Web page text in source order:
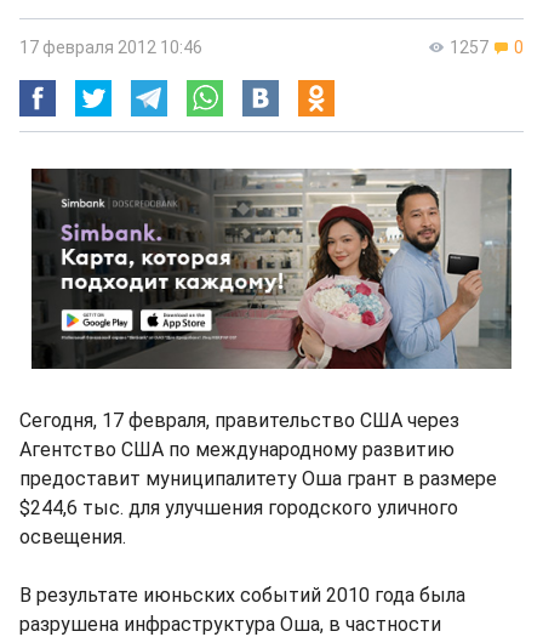
1257 0
17 февраля 2012 10:46
Сегодня, 17 февраля, правительство США через
Агентство США по международному развитию
предоставит муниципалитету Оша грант в размере
$244,6 тыс. для улучшения городского уличного
освещения.
В результате июньских событий 2010 года была
разрушена инфраструктура Оша, в частности